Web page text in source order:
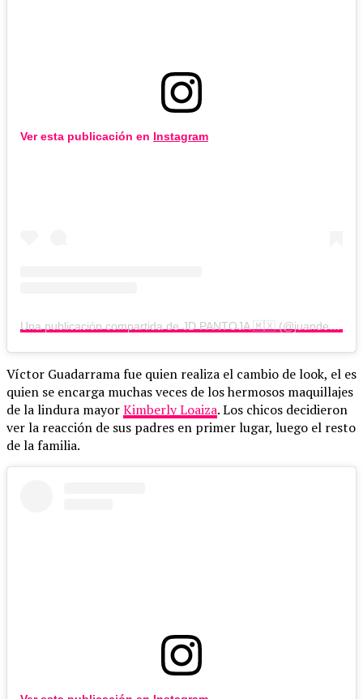
Ver esta publicación en Instagram
Víctor Guadarrama fue quien realiza el cambio de look, el es
quien se encarga muchas veces de los hermosos maquillajes
de la lindura mayorKimberly Loaiza. Los chicos decidieron
ver la reacción de sus padres en primer lugar, luego el resto
de la familia.